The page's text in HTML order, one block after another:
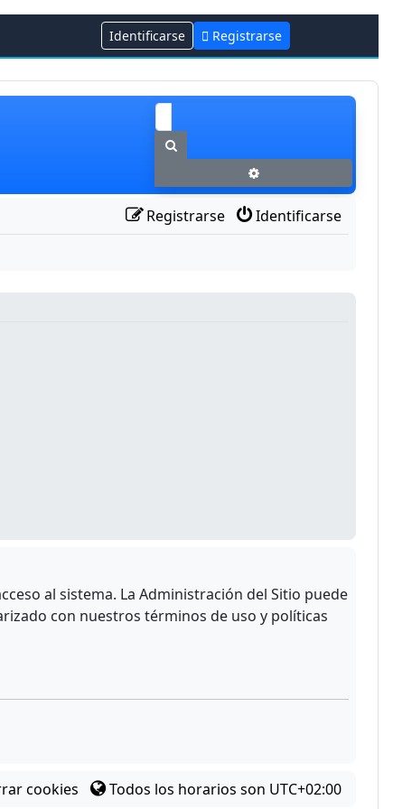
Identificarse Registrarse
Identificarse
Registrarse
al sistema. La Administración del Sitio puede
con nuestros términos de uso y políticas
cookies Todos los horarios son UTC+02:00